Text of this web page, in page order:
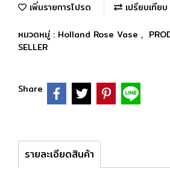
เพิ่มรายการโปรด เปรียบเทียบ
หมวดหมู่ : Holland Rose Vase ,
SELLER
Share
รายละเอียดสินค้า